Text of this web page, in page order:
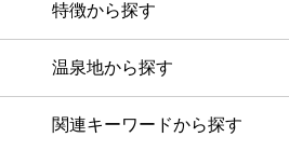
特徴から探す
温泉地から探す
関連キーワードから探す